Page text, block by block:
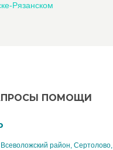
Рязанском
ПОМОЩИ
район, Сертолово,